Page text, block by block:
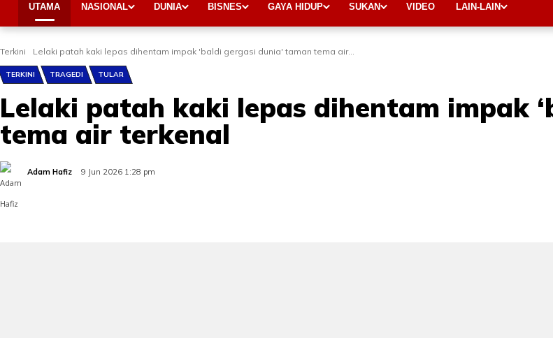
UTAMA NASIONAL DUNIA BISNES GAYA HIDUP SUKAN VIDEO LAIN-LAIN
Terkini Lelaki patah kaki lepas dihentam impak 'baldi gergasi dunia' taman tema air...
TERKINI TRAGEDI TULAR
Lelaki patah kaki lepas dihentam impak
tema air terkenal
Adam Hafiz 9 Jun 2026 1:28 pm